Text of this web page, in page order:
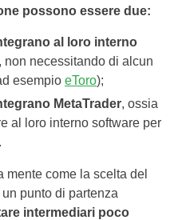
possono essere due:
al loro interno
, non necessitando di alcun
esempio eToro);
MetaTrader, ossia
al loro interno software per
mente come la scelta del
punto di partenza
intermediari poco